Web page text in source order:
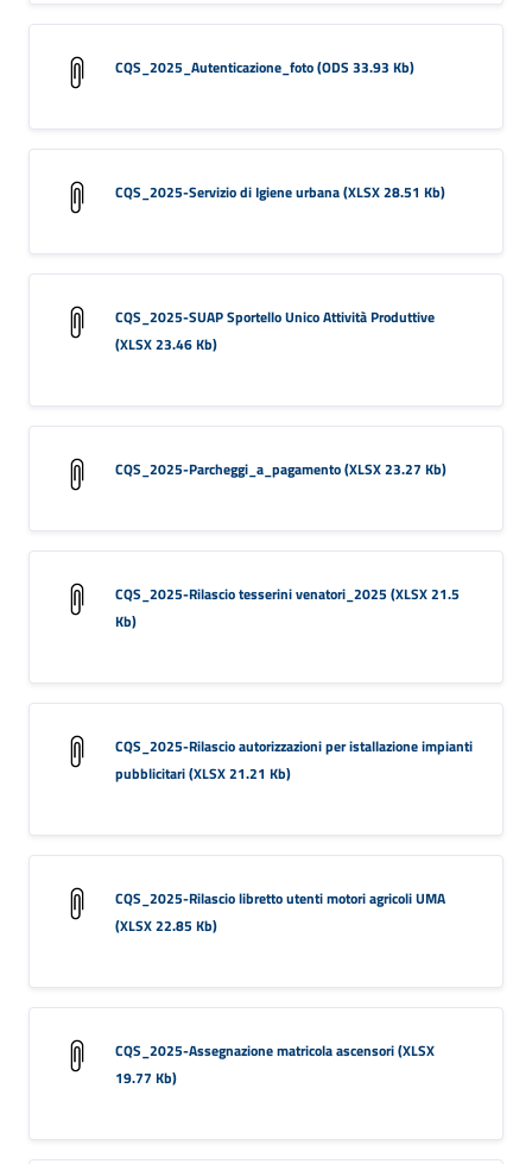
CQS_2025_Autenticazione_foto (ODS 33.93 Kb)
CQS_2025-Servizio di Igiene urbana (XLSX 28.51 Kb)
CQS_2025-SUAP Sportello Unico Attività Produttive
(XLSX 23.46 Kb)
CQS_2025-Parcheggi_a_pagamento (XLSX 23.27 Kb)
CQS_2025-Rilascio tesserini venatori_2025 (XLSX 21.5
Kb)
CQS_2025-Rilascio autorizzazioni per istallazione impianti
pubblicitari (XLSX 21.21 Kb)
CQS_2025-Rilascio libretto utenti motori agricoli UMA
(XLSX 22.85 Kb)
CQS_2025-Assegnazione matricola ascensori (XLSX
19.77 Kb)